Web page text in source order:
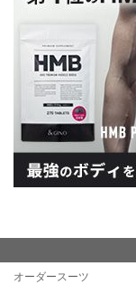
オーダースーツ